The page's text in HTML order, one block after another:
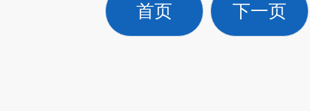
首页 下一页